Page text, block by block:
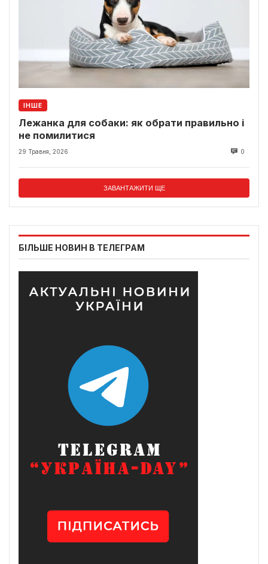
ІНШЕ
Лежанка для собаки: як обрати правильно і
не помилитися
29 Травня, 2026 0
ЗАВАНТАЖИТИ ЩЕ
БІЛЬШЕ НОВИН В ТЕЛЕГРАМ